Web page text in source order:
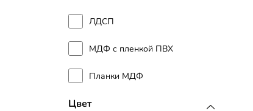
ЛДСП
МДФ с пленкой ПВХ
Планки МДФ
Цвет